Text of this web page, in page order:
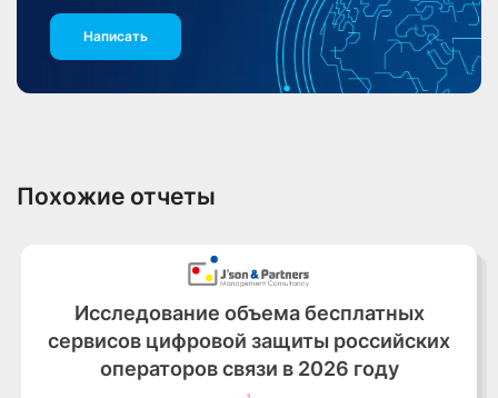
Написать
Похожие отчеты
Исследование объема бесплатных
сервисов цифровой защиты российских
операторов связи в 2026 году